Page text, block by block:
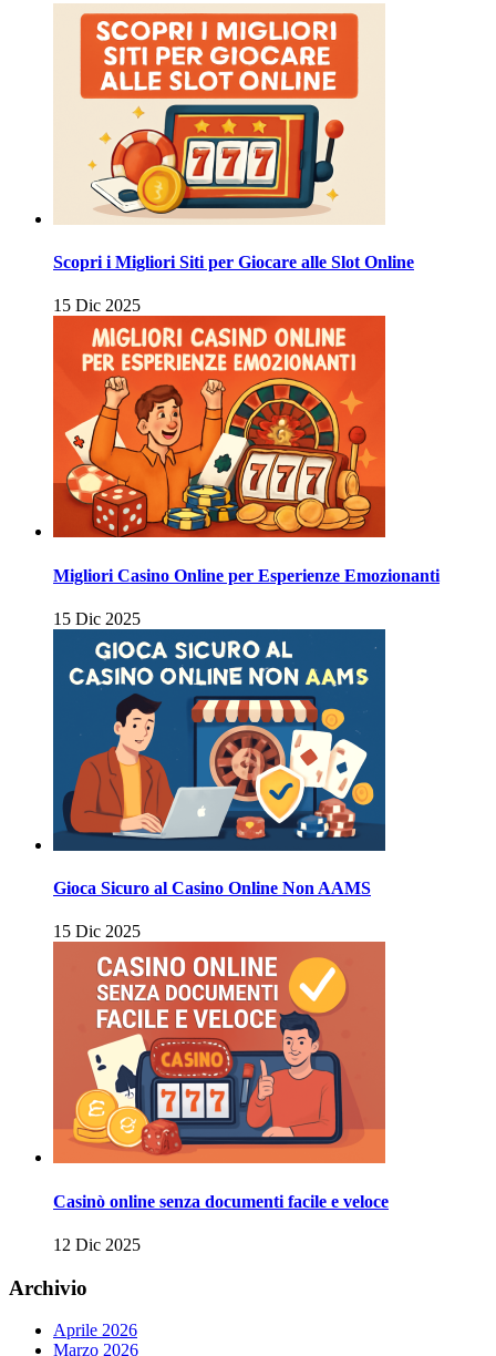
Scopri i Migliori Siti per Giocare alle Slot Online
15 Dic 2025
Migliori Casino Online per Esperienze Emozionanti
15 Dic 2025
Gioca Sicuro al Casino Online Non AAMS
15 Dic 2025
Casinò online senza documenti facile e veloce
12 Dic 2025
Archivio
Aprile 2026
Marzo 2026